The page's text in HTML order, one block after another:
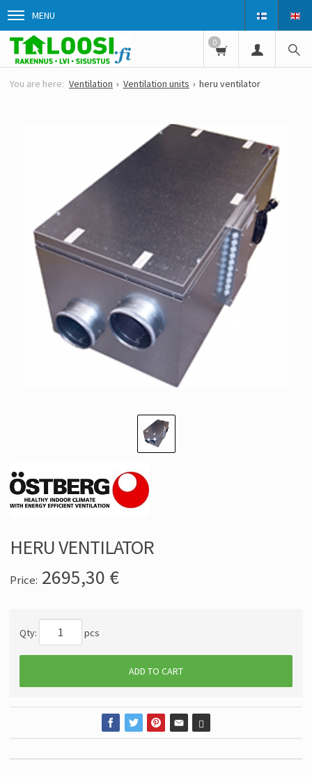
MENU
0
Ventilation Ventilation units heru ventilator
HERU VENTILATOR
Price: 2695,30 €
Qty: pcs
ADD TO CART